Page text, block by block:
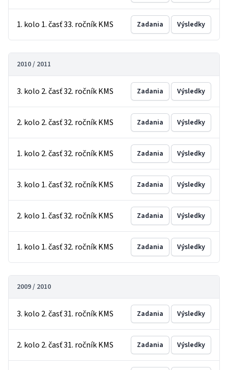
1. kolo 1. časť 33. ročník KMS Zadania Výsledky
2010 / 2011
3. kolo 2. časť 32. ročník KMS Zadania Výsledky
2. kolo 2. časť 32. ročník KMS Zadania Výsledky
1. kolo 2. časť 32. ročník KMS Zadania Výsledky
3. kolo 1. časť 32. ročník KMS Zadania Výsledky
2. kolo 1. časť 32. ročník KMS Zadania Výsledky
1. kolo 1. časť 32. ročník KMS Zadania Výsledky
2009 / 2010
3. kolo 2. časť 31. ročník KMS Zadania Výsledky
2. kolo 2. časť 31. ročník KMS Zadania Výsledky